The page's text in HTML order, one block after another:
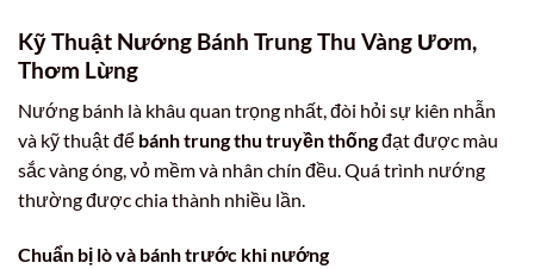
Kỹ Thuật Nướng Bánh Trung Thu Vàng Ươm,
Thơm Lừng
Nướng bánh là khâu quan trọng nhất, đòi hỏi sự kiên nhẫn
và kỹ thuật để bánh trung thu truyền thốngđạt được màu
sắc vàng óng, vỏ mềm và nhân chín đều. Quá trình nướng
thường được chia thành nhiều lần.
Chuẩn bị lò và bánh trước khi nướng